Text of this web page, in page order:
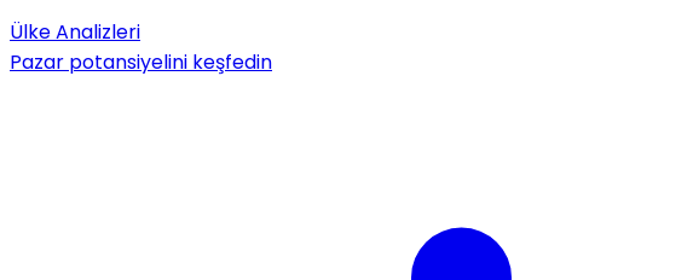
Ülke Analizleri
Pazar potansiyelini keşfedin